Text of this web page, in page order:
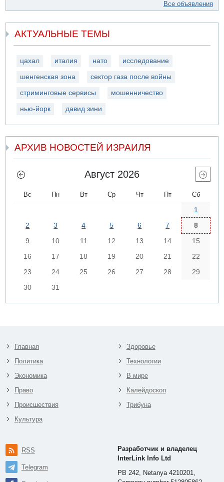
Все объявления
АКТУАЛЬНЫЕ ТЕМЫ
цахал италия нато исследование
шенгенская зона сектор газа после войны
стриминговые сервисы мошенничество
нью-йорк давид зини
АРХИВ НОВОСТЕЙ ИЗРАИЛЯ
Август 2026
Вс Пн Вт Ср Чт Пт Сб
1
2
3 4 5 6 7
8
9
10 11 12 13 14
15
16
17 18 19 20 21
22
23
24 25 26 27 28
29
30
31
Главная
Политика
Экономика
Право
Происшествия
Культура
Здоровье
Технологии
В мире
Калейдоскоп
Трибуна
RSS
Telegram
Разработчик и владелец
InterLink Info Ltd
PB 242, Netanya 4210201,